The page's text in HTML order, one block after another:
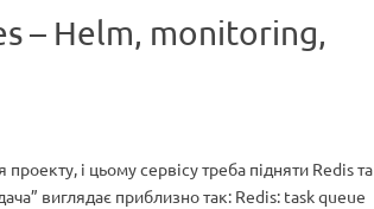
– Helm, monitoring,
і цьому сервісу треба підняти Redis та
виглядає приблизно так: Redis: task queue